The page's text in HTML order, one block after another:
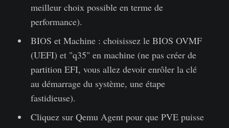
meilleur choix possible en terme de
performance).
BIOS et Machine : choisissez le BIOS OVMF
(UEFI) et "q35" en machine (ne pas créer de
partition EFI, vous allez devoir enrôler la clé
au démarrage du système, une étape
fastidieuse).
Cliquez sur Qemu Agent pour que PVE puisse